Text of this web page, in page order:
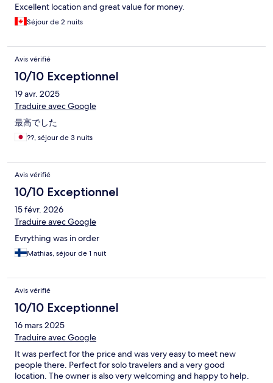
Excellent location and great value for money.
Séjour de 2 nuits
Avis vérifié
10/10 Exceptionnel
19 avr. 2025
Traduire avec Google
最高でした
??, séjour de 3 nuits
Avis vérifié
10/10 Exceptionnel
15 févr. 2026
Traduire avec Google
Evrything was in order
Mathias, séjour de 1 nuit
Avis vérifié
10/10 Exceptionnel
16 mars 2025
Traduire avec Google
It was perfect for the price and was very easy to meet new
people there. Perfect for solo travelers and a very good
location. The owner is also very welcoming and happy to help.